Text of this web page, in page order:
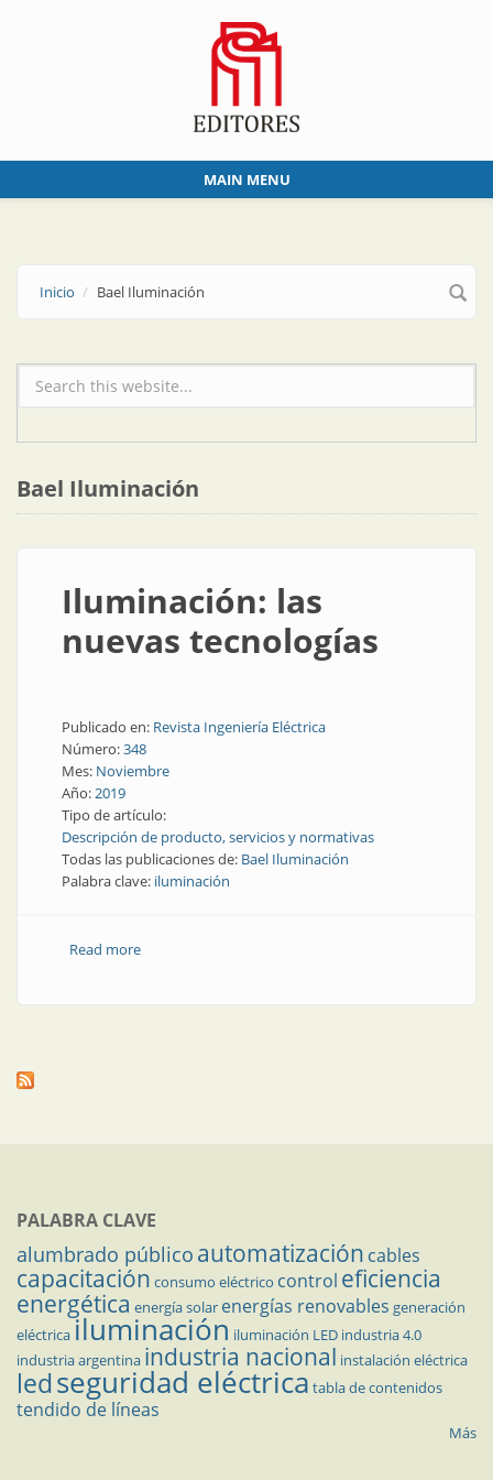
MAIN MENU
Inicio Bael Iluminación
Formulario de búsqueda
Bael Iluminación
Iluminación: las
nuevas tecnologías
Publicado en: Revista Ingeniería Eléctrica
Número:348
Mes: Noviembre
Año:2019
Tipo de artículo:
Descripción de producto, servicios y normativas
Todas las publicaciones de: Bael Iluminación
Palabra clave: iluminación
Read moreabout Iluminación: las nuevas tecnologías
PALABRA CLAVE
alumbrado público automatización cables
capacitación consumo eléctrico control eficiencia
energética energía solar energías renovables generación
eléctricailuminación iluminación LED industria 4.0
industria argentina industria nacional instalación eléctrica
ledseguridad eléctrica tabla de contenidos
tendido de líneas
Más